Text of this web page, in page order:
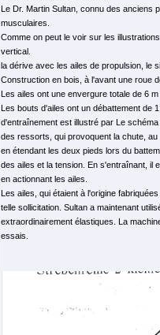
Le Dr. Martin Sultan, connu des anciens
musculaires.
Comme on peut le voir sur les
vertical.
la dérive avec les ailes de propulsion, le
Construction en bois, à l'avant une roue
Les ailes ont une envergure totale de 6
Les bouts d'ailes ont un débattement de
d'entraînement est illustré par Le
des ressorts, qui provoquent la chute, au
en étendant les deux pieds lors du
des ailes et la tension. En s'entraînant, il
en actionnant les ailes.
Les ailes, qui étaient à l'origine
telle sollicitation. Sultan a maintenant
extraordinairement élastiques. La
essais.